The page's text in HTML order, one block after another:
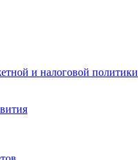
и налоговой политики